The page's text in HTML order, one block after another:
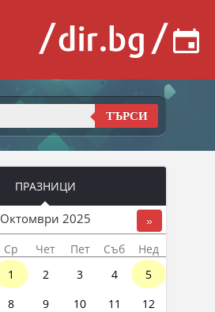
ТЪРСИ
ПРАЗНИЦИ
Октомври 2025 »
Ср Чет Пет Съб
Нед
1 2 3 4
5
8 9 10 11
12